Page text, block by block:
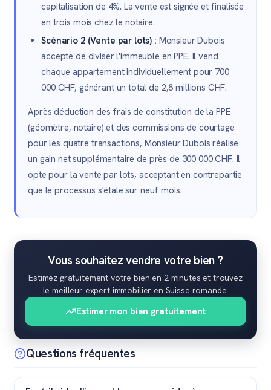
capitalisation de 4%. La vente est signée et finalisée
en trois mois chez le notaire.
Scénario 2 (Vente par lots) : Monsieur Dubois
accepte de diviser l'immeuble en PPE. Il vend
chaque appartement individuellement pour 700
000 CHF, générant un total de 2,8 millions CHF.
Après déduction des frais de constitution de la PPE
(géomètre, notaire) et des commissions de courtage
pour les quatre transactions, Monsieur Dubois réalise
un gain net supplémentaire de près de 300 000 CHF. Il
opte pour la vente par lots, acceptant en contrepartie
que le processus s'étale sur neuf mois.
Vous souhaitez vendre votre bien ?
Estimez gratuitement votre bien en 2 minutes et trouvez
le meilleur expert immobilier en Suisse romande.
Estimer mon bien gratuitement
Questions fréquentes